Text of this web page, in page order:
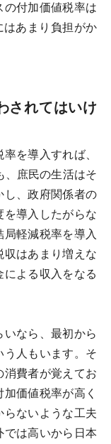
付加価値税率は
はあまり負担がか
されてはいけ
を導入すれば、
、庶民の生活はそ
し、政府関係者の
導入したがらな
軽減税率を導入
はあまり増えな
よる収入をなる
いなら、最初から
人もいます。そ
費者が覚えてお
価値税率が高く
らないような工夫
では高いから日本